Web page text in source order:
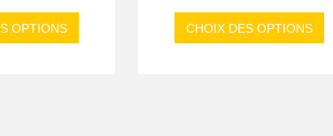
OPTIONS CHOIX DES OPTIONS